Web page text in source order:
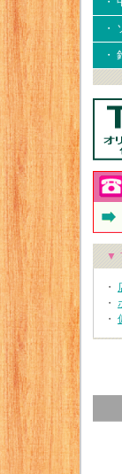
・
・
▼
・
・
・